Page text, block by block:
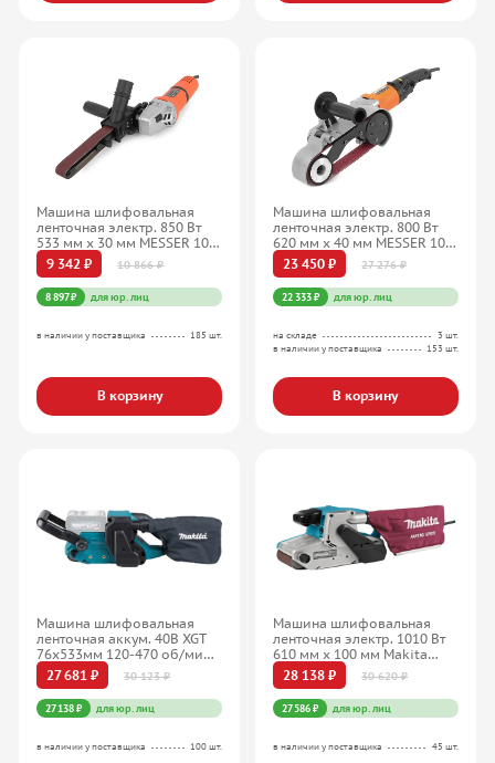
Машина шлифовальная
ленточная электр. 850 Вт
533 мм х 30 мм MESSER 10-
40-811
9 342 ₽ 10 866 ₽
8 897 ₽ для юр. лиц
в наличии у поставщика 185 шт.
В корзину
Машина шлифовальная
ленточная электр. 800 Вт
620 мм х 40 мм MESSER 10-
40-626
23 450 ₽ 27 276 ₽
22 333 ₽ для юр. лиц
на складе
3 шт.
в наличии у поставщика
153 шт.
В корзину
Машина шлифовальная
ленточная аккум. 40В XGT
76х533мм 120-470 об/мин
Makita
27 681 ₽ 30 123 ₽
27 138 ₽ для юр. лиц
в наличии у поставщика 100 шт.
Машина шлифовальная
ленточная электр. 1010 Вт
610 мм х 100 мм Makita
9404
28 138 ₽ 30 620 ₽
27 586 ₽ для юр. лиц
в наличии у поставщика 45 шт.